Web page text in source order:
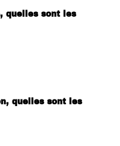
quelles sont les
quelles sont les